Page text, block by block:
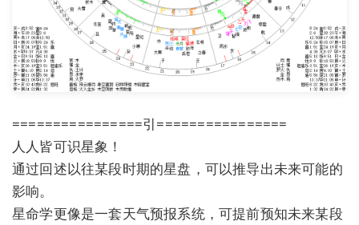
================引================
人人皆可识星象！
通过回述以往某段时期的星盘，可以推导出未来可能的
影响。
星命学更像是一套天气预报系统，可提前预知未来某段